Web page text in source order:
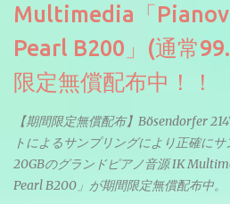
Multimedia「
Pearl B200」(通常
限定無償配布中！！
【期間限定無償配布】Bösendorfer
トによるサンプリングにより正確に
20GBのグランドピアノ音源 IK
Pearl B200」が期間限定無償配布中。